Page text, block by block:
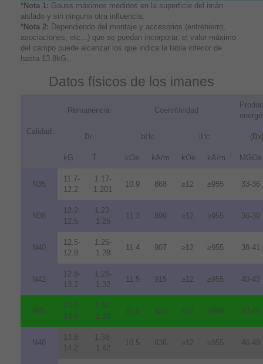
*Nota 1: Gauss máximos medidos en la superficie del imán
aislado y sin ninguna otra influencia.
*Nota 2: Dependiendo del montaje y accesorios (entrehierro,
asociaciones, etc...) que se puedan incorporar, el valor máximo
del campo puede alcanzar los que indica la tabla inferior de
hasta 13.8kG.
Datos físicos de los imanes
Calidad
Remanencia Coercitividad
Br bHc iHc
kG T kOe kA/m kOe kA/m MGOe
N35
11.7-
12.2
1.17-
1.201
10.9 868 ≥12 ≥955 33-36
N38
12.2-
12.5
1.22-
1.25
11.3 899 ≥12 ≥955 36-39
N40
12.5-
12.8
1.25-
1.28
11.4 907 ≥12 ≥955 38-41
N42
12.8-
13.2
1.28-
1.32
11.5 915 ≥12 ≥955 40-43
N45
13.2-
13.8
1.32-
1.38
11.6 923 ≥12 ≥955 43-46
N48
13.8-
14.2
1.38-
1.42
10.5 836 ≥12 ≥955 46-49